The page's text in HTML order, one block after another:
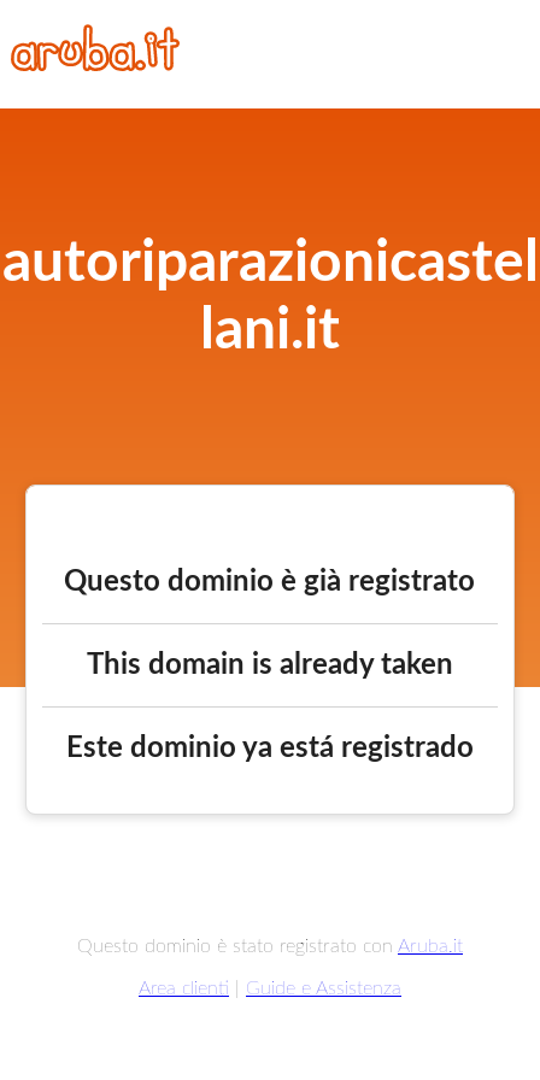
autoriparazionicastel
lani.it
Questo dominio è già registrato
This domain is already taken
Este dominio ya está registrado
Questo dominio è stato registrato con Aruba.it
Area clienti Guide e Assistenza